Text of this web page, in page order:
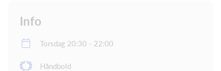
Info
Torsdag 20:30 - 22:00
Håndbold